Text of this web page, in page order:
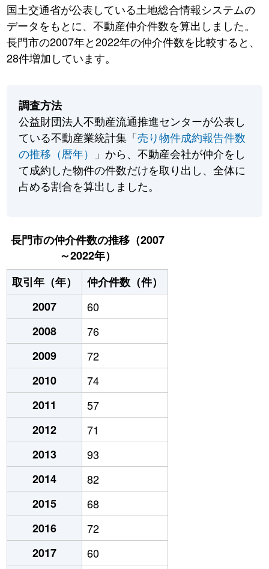
国土交通省が公表している土地総合情報システムの
データをもとに、不動産仲介件数を算出しました。
長門市の2007年と2022年の仲介件数を比較すると、
28件増加しています。
調査方法
公益財団法人不動産流通推進センターが公表し
ている不動産業統計集「売り物件成約報告件数
の推移（暦年）
」から、不動産会社が仲介をし
て成約した物件の件数だけを取り出し、全体に
占める割合を算出しました。
長門市の仲介件数の推移（2007
～2022年）
取引年（年）
仲介件数（件）
2007
60
2008
76
2009
72
2010
74
2011
57
2012
71
2013
93
2014
82
2015
68
2016
72
2017
60